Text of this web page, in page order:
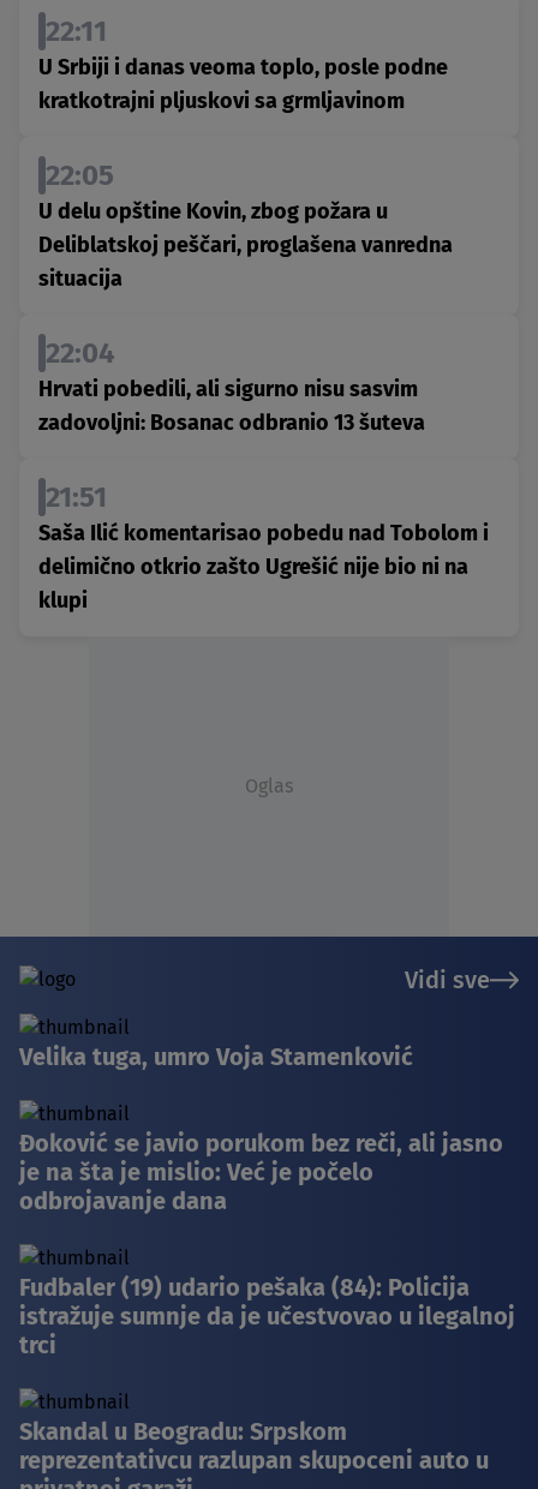
22:11
U Srbiji i danas veoma toplo, posle podne
kratkotrajni pljuskovi sa grmljavinom
22:05
U delu opštine Kovin, zbog požara u
Deliblatskoj peščari, proglašena vanredna
situacija
22:04
Hrvati pobedili, ali sigurno nisu sasvim
zadovoljni: Bosanac odbranio 13 šuteva
21:51
Saša Ilić komentarisao pobedu nad Tobolom i
delimično otkrio zašto Ugrešić nije bio ni na
klupi
Oglas
Vidi sve
Velika tuga, umro Voja Stamenković
Đoković se javio porukom bez reči, ali jasno
je na šta je mislio: Već je počelo
odbrojavanje dana
Fudbaler (19) udario pešaka (84): Policija
istražuje sumnje da je učestvovao u ilegalnoj
trci
Skandal u Beogradu: Srpskom
reprezentativcu razlupan skupoceni auto u